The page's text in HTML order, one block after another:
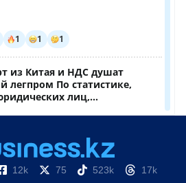
12k 75 523k 17k